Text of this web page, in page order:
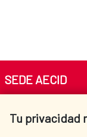
Tu privacidad
SEDE AECID
Tel. +34 900 20 30